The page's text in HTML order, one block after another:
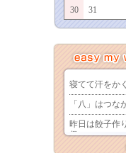
30
31